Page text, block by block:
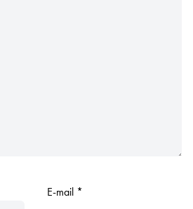
E-mail *